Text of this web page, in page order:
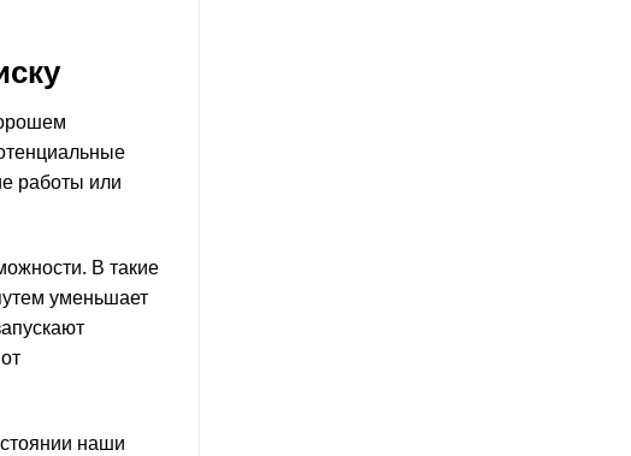
работы или
В такие
уменьшает
наши